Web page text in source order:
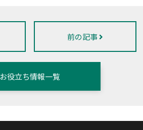
お役立ち情報一覧
前の記事